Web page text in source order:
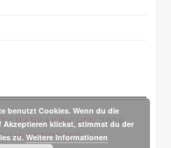
BABY MÜNCHEN 2026.
WORDPRESS.
benutzt Cookies. Wenn du die
Akzeptieren klickst, stimmst du der
zu. Weitere Informationen